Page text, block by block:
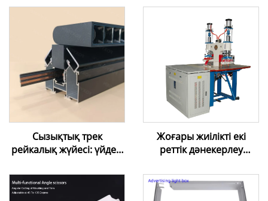
Сызықтық трек
рейкалық жүйесі: үйдегі
үшін LED магниттік трек
жарықтандырғышы
Жоғары жиілікті екі
реттік дәнекерлеу
созылатын таван
пленкасы үшін